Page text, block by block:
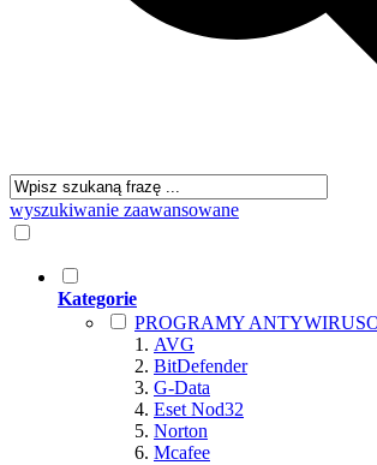
wyszukiwanie zaawansowane
Kategorie
PROGRAMY
AVG
BitDefender
G-Data
Eset Nod32
Norton
Mcafee